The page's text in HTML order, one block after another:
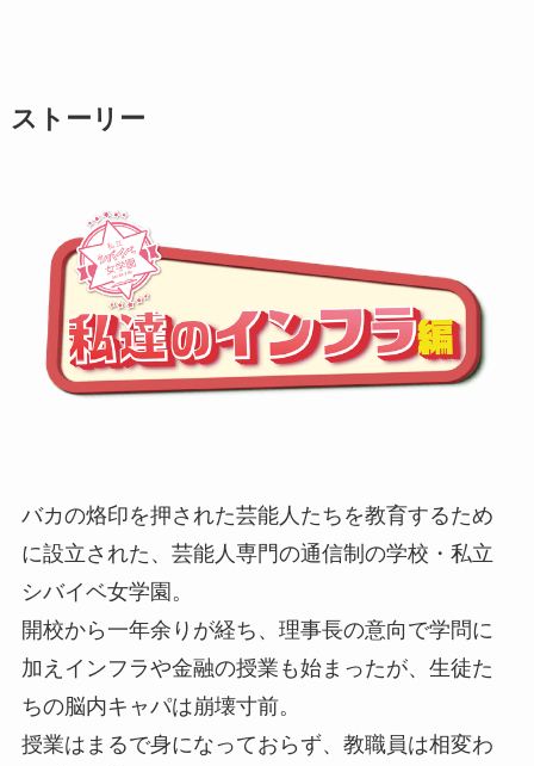
ストーリー
バカの烙印を押された芸能人たちを教育するため
に設立された、芸能人専門の通信制の学校・私立
シバイベ女学園。
開校から一年余りが経ち、理事長の意向で学問に
加えインフラや金融の授業も始まったが、生徒た
ちの脳内キャパは崩壊寸前。
授業はまるで身になっておらず、教職員は相変わ